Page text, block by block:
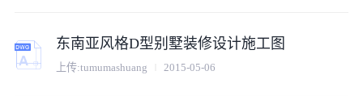
东南亚风格D型别墅装修设计施工图
上传:tumumashuang 2015-05-06